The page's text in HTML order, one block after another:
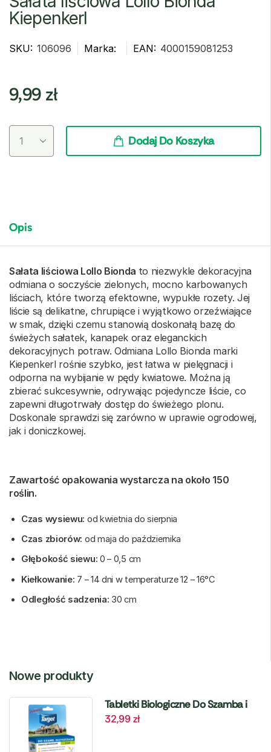
Kiepenkerl
SKU: 106096 Marka: EAN: 4000159081253
9,99 zł
Dodaj Do Koszyka
Opis
Sałata liściowa Lollo Bionda to niezwykle dekoracyjna
odmiana o soczyście zielonych, mocno karbowanych
liściach, które tworzą efektowne, wypukłe rozety. Jej
liście są delikatne, chrupiące i wyjątkowo orzeźwiające
w smak, dzięki czemu stanowią doskonałą bazę do
świeżych sałatek, kanapek oraz eleganckich
dekoracyjnych potraw. Odmiana Lollo Bionda marki
Kiepenkerl rośnie szybko, jest łatwa w pielęgnacji i
odporna na wybijanie w pędy kwiatowe. Można ją
zbierać sukcesywnie, odrywając pojedyncze liście, co
zapewni długotrwały dostęp do świeżego plonu.
Doskonale sprawdzi się zarówno w uprawie ogrodowej,
jak i doniczkowej.
Zawartość opakowania wystarcza na około 150
roślin.
Czas wysiewu: od kwietnia do sierpnia
Czas zbiorów: od maja do października
Głębokość siewu: 0 – 0,5 cm
Kiełkowanie: 7 – 14 dni w temperaturze 12 – 16°C
Odległość sadzenia: 30 cm
Nowe produkty
Tabletki Biologiczne Do Szamba i
Oczyszczalni – 6 szt. Target
32,99zł